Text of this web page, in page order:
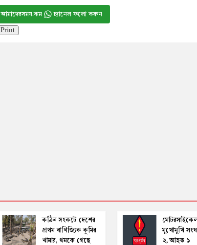
আমাদেরসময়.কম চ্যানেল ফলো করুন
Print
কঠিন সংকটে দেশের
প্রথম বাণিজ্যিক কুমির
খামার, থমকে গেছে
মুখোমুখি
২, আহত ১